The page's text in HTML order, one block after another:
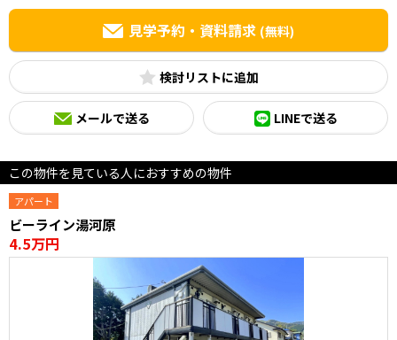
見学予約・資料請求 (無料)
検討リスト
メールで送る LINEで送る
この物件を見ている人におすすめの物件
アパート
ビーライン湯河原
4.5万円